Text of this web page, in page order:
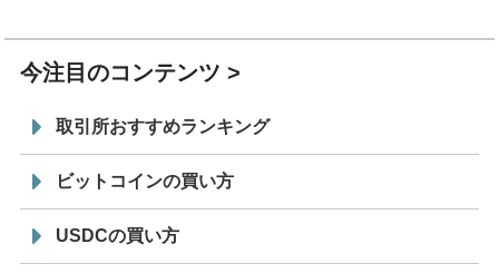
今注目のコンテンツ
取引所おすすめランキング
ビットコインの買い方
USDCの買い方